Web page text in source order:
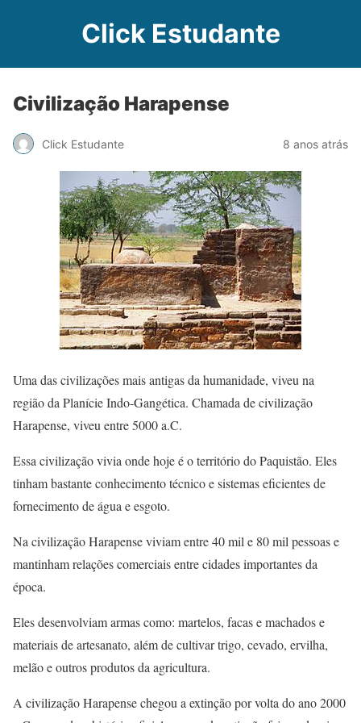
Click Estudante
Civilização Harapense
Click Estudante 8 anos atrás
Uma das civilizações mais antigas da humanidade, viveu na
região da Planície Indo-Gangética. Chamada de civilização
Harapense, viveu entre 5000 a.C.
Essa civilização vivia onde hoje é o território do Paquistão. Eles
tinham bastante conhecimento técnico e sistemas eficientes de
fornecimento de água e esgoto.
Na civilização Harapense viviam entre 40 mil e 80 mil pessoas e
mantinham relações comerciais entre cidades importantes da
época.
Eles desenvolviam armas como: martelos, facas e machados e
materiais de artesanato, além de cultivar trigo, cevado, ervilha,
melão e outros produtos da agricultura.
A civilização Harapense chegou a extinção por volta do ano 2000